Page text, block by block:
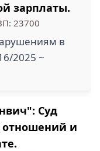
зарплаты.
23700
в
2025 ~
Суд
отношений и